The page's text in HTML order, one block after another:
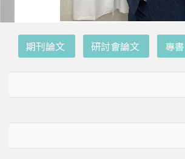
期刊論文 研討會論文 專書